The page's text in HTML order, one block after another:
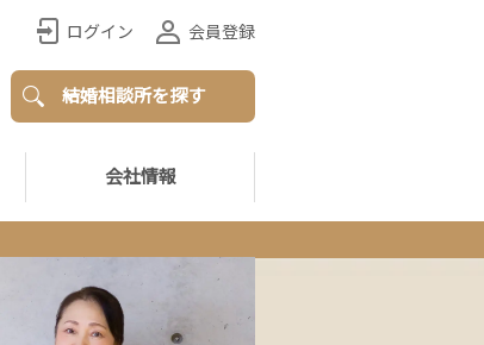
ログイン 会員登録
結婚相談所を探す
会社情報